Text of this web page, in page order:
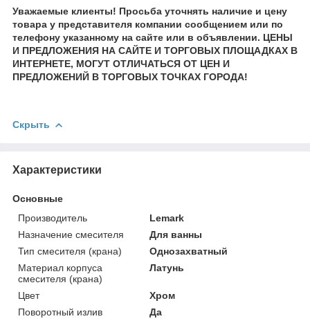
Уважаемые клиенты! Просьба уточнять наличие и цену
товара у представителя компании сообщением или по
телефону указанному на сайте или в объявлении. ЦЕНЫ
И ПРЕДЛОЖЕНИЯ НА САЙТЕ И ТОРГОВЫХ ПЛОЩАДКАХ В
ИНТЕРНЕТЕ, МОГУТ ОТЛИЧАТЬСЯ ОТ ЦЕН И
ПРЕДЛОЖЕНИЙ В ТОРГОВЫХ ТОЧКАХ ГОРОДА!
Скрыть
Характеристики
Основные
Производитель
Lemark
Назначение смесителя
Для ванны
Тип смесителя (крана)
Однозахватный
Материал корпуса
смесителя (крана)
Латунь
Цвет
Хром
Поворотный излив
Да